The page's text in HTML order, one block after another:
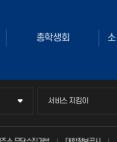
세미나 개최 안내
다.1. 개요- 주
평생교육트라이버시티
서비스 지킴이
서비스 지킴이
묻고 답하기